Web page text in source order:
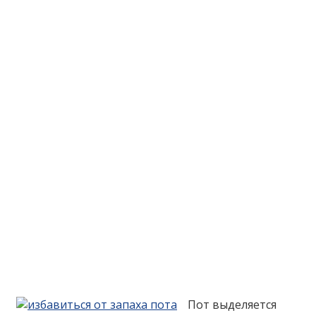
Пот выделяется